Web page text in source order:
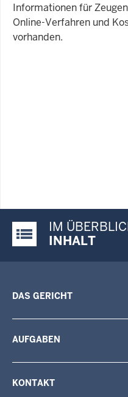
Informationen für
Online-Verfahren und
vorhanden.
Justiz-Portal im
IM
INHALT
DAS GERICHT
AUFGABEN
KONTAKT